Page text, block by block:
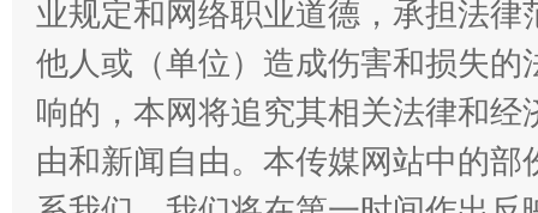
习近平的博鳌关键词
业规定和网络职业道德，承担法
他人或（单位）造成伤害和损失
响的，本网将追究其相关法律和
由和新闻自由。本传媒网站中的